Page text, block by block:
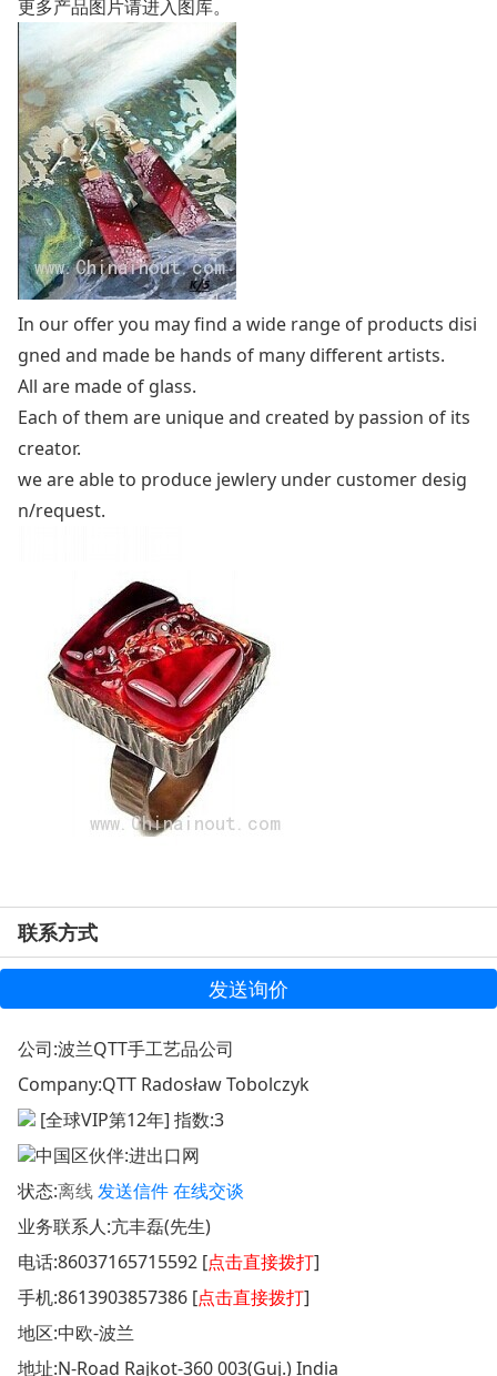
更多产品图片请进入图库。
In our offer you may find a wide range of products disi
gned and made be hands of many different artists.
All are made of glass.
Each of them are unique and created by passion of its
creator.
we are able to produce jewlery under customer desig
n/request.
联系方式
发送询价
公司:波兰QTT手工艺品公司
Company:QTT Radosław Tobolczyk
[全球VIP第12年] 指数:3
中国区伙伴:进出口网
状态:离线发送信件在线交谈
业务联系人:亢丰磊(先生)
电话:86037165715592 [点击直接拨打]
手机:8613903857386 [点击直接拨打]
地区:中欧-波兰
地址:N-Road Rajkot-360 003(Guj.) India